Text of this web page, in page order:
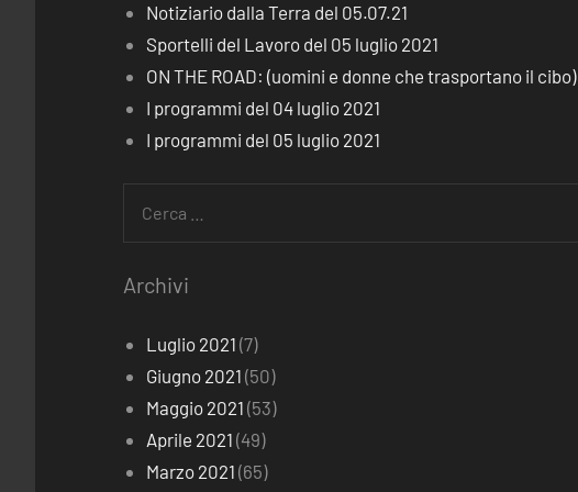
Notiziario dalla Terra del 05.07.21
Sportelli del Lavoro del 05 luglio 2021
ON THE ROAD: (uomini e donne che trasportano il cibo)
I programmi del 04 luglio 2021
I programmi del 05 luglio 2021
Archivi
Luglio 2021 (7)
Giugno 2021 (50)
Maggio 2021 (53)
Aprile 2021 (49)
Marzo 2021 (65)